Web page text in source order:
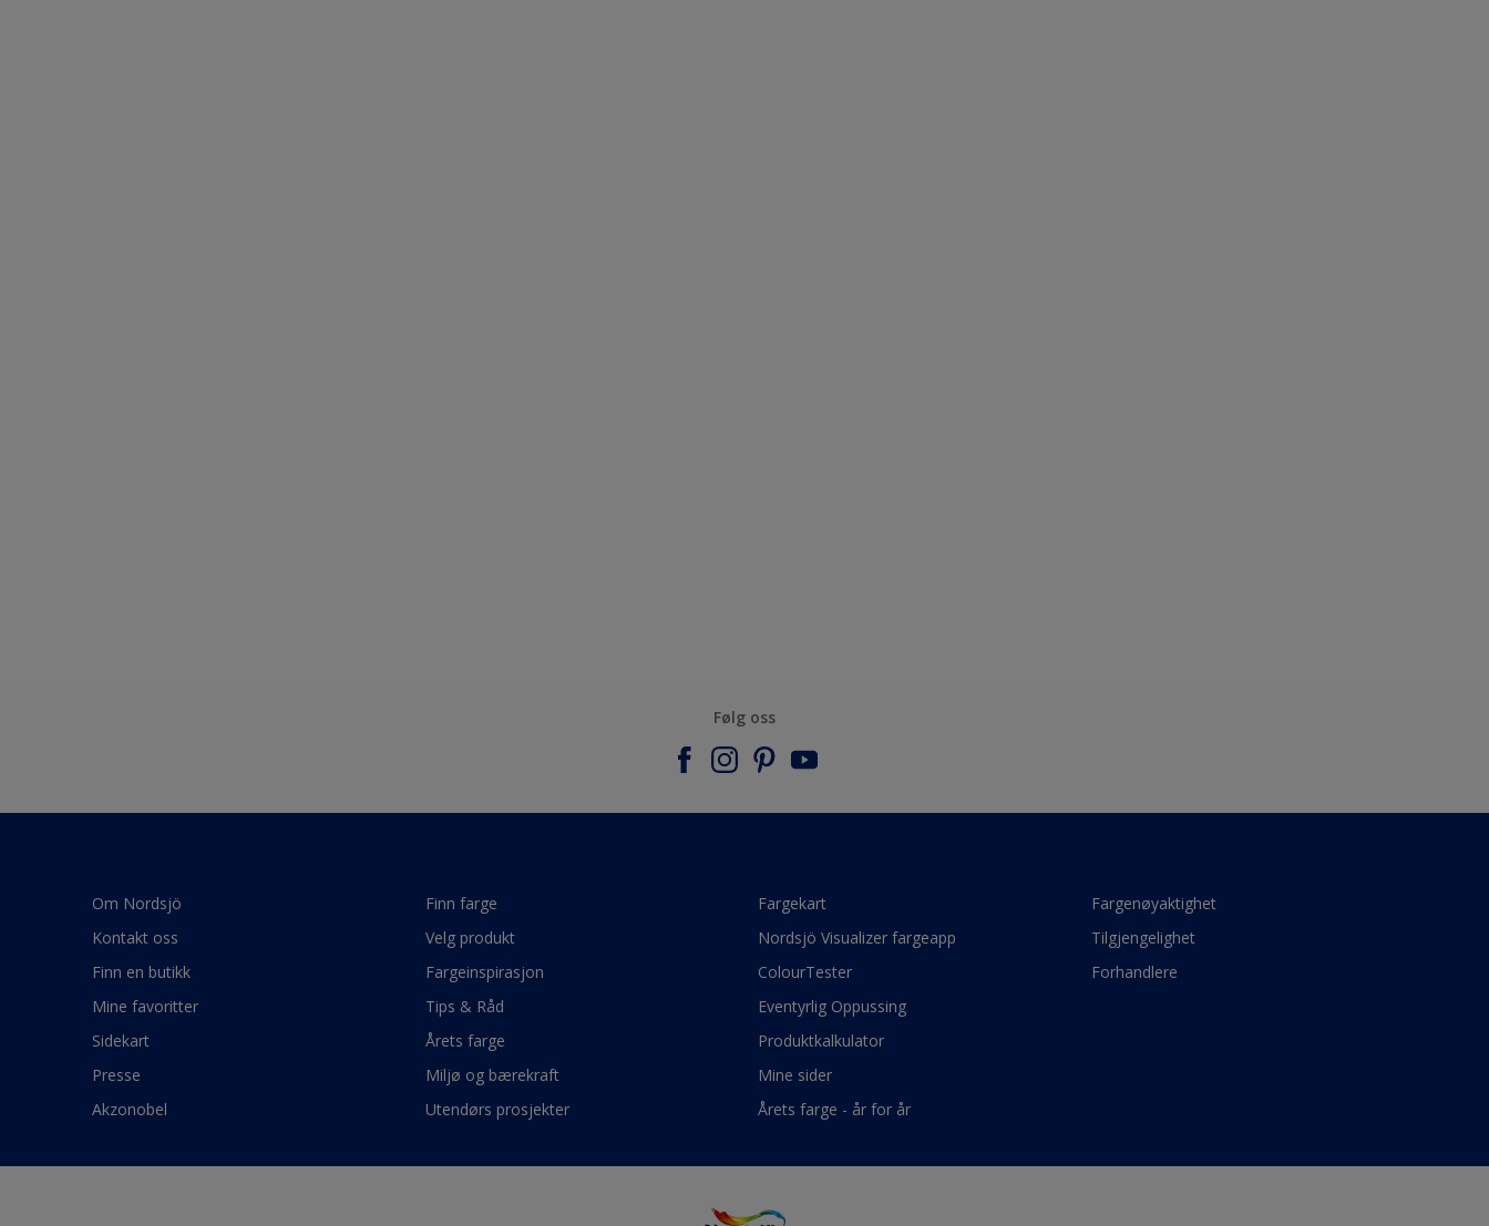
Følg oss
Om Nordsjö
Kontakt oss
Finn en butikk
Mine favoritter
Sidekart
Presse
Akzonobel
Finn farge
Velg produkt
Fargeinspirasjon
Tips & Råd
Årets farge
Miljø og bærekraft
Utendørs prosjekter
Fargekart
Nordsjö Visualizer fargeapp
ColourTester
Eventyrlig Oppussing
Produktkalkulator
Mine sider
Årets farge - år for år
Fargenøyaktighet
Tilgjengelighet
Forhandlere